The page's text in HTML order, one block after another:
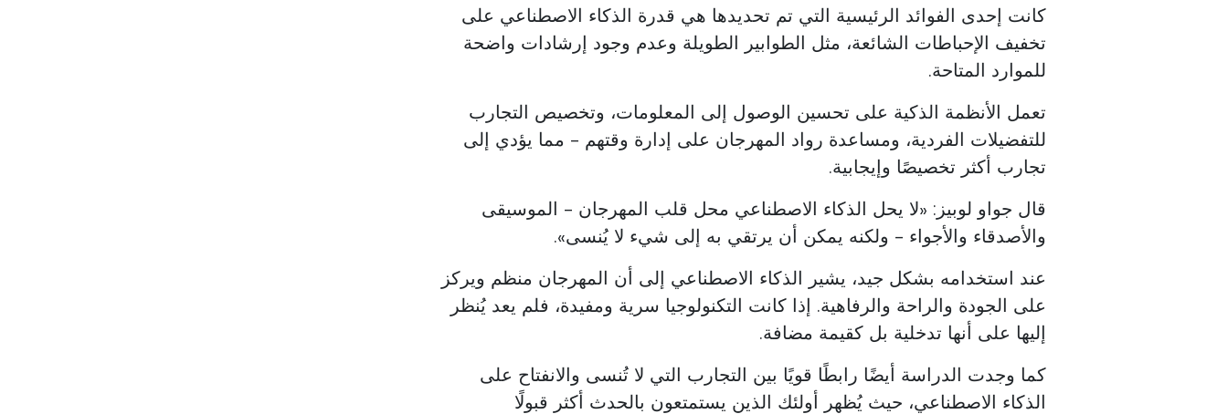
كانت إحدى الفوائد الرئيسية التي تم تحديدها هي قدرة الذكاء الاصطناعي على
تخفيف الإحباطات الشائعة، مثل الطوابير الطويلة وعدم وجود إرشادات واضحة
للموارد المتاحة.
تعمل الأنظمة الذكية على تحسين الوصول إلى المعلومات، وتخصيص التجارب
للتفضيلات الفردية، ومساعدة رواد المهرجان على إدارة وقتهم - مما يؤدي إلى
تجارب أكثر تخصيصًا وإيجابية.
قال جواو لوبيز: «لا يحل الذكاء الاصطناعي محل قلب المهرجان - الموسيقى
والأصدقاء والأجواء - ولكنه يمكن أن يرتقي به إلى شيء لا يُنسى».
عند استخدامه بشكل جيد، يشير الذكاء الاصطناعي إلى أن المهرجان منظم ويركز
على الجودة والراحة والرفاهية. إذا كانت التكنولوجيا سرية ومفيدة، فلم يعد يُنظر
إليها على أنها تدخلية بل كقيمة مضافة.
كما وجدت الدراسة أيضًا رابطًا قويًا بين التجارب التي لا تُنسى والانفتاح على
الذكاء الاصطناعي، حيث يُظهر أولئك الذين يستمتعون بالحدث أكثر قبولًا